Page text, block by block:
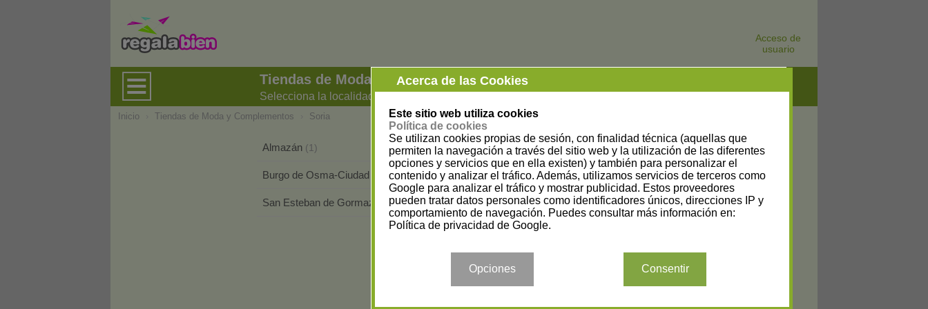
Acceso de
usuario
Tiendas de Moda y Complementos en Soria
Selecciona la localidad
Acerca de las Cookies
Este sitio web utiliza cookies
Política de cookies
Se utilizan cookies propias de sesión, con finalidad técnica (aquellas que
permiten la navegación a través del sitio web y la utilización de las diferentes
opciones y servicios que en ella existen) y también para personalizar el
contenido y analizar el tráfico. Además, utilizamos servicios de terceros como
Google para analizar el tráfico y mostrar publicidad. Estos proveedores
pueden tratar datos personales como identificadores únicos, direcciones IP y
comportamiento de navegación. Puedes consultar más información en:
Política de privacidad de Google.
Opciones Consentir
Inicio Tiendas de Moda y Complementos Soria
Almazán (1) Berlanga de Duero(1)
Burgo de Osma-Ciudad de Osma(4) Golmayo(9)
San Esteban de Gormaz Soria(46)